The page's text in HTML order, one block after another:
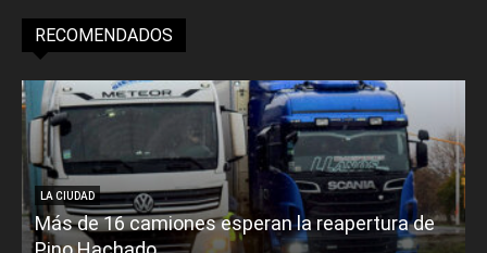
RECOMENDADOS
LA CIUDAD
Más de 16 camiones esperan la reapertura de